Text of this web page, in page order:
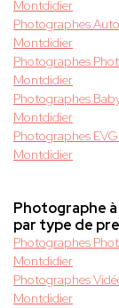
Montdidier
Photographes
Montdidier
Photographes
Montdidier
Photographes
Montdidier
Photographes
Montdidier
Photographe à
par type de
Photographes
Montdidier
Photographes
Montdidier